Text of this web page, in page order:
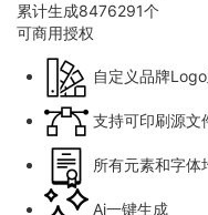
累计生成8476291个
可商用授权
自定义品牌
支持可印刷源文
所有元素和字体
Ai一键生成